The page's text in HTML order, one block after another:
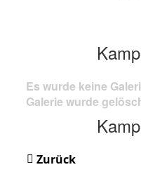
Es wurde keine
Galerie wurde
Zurück